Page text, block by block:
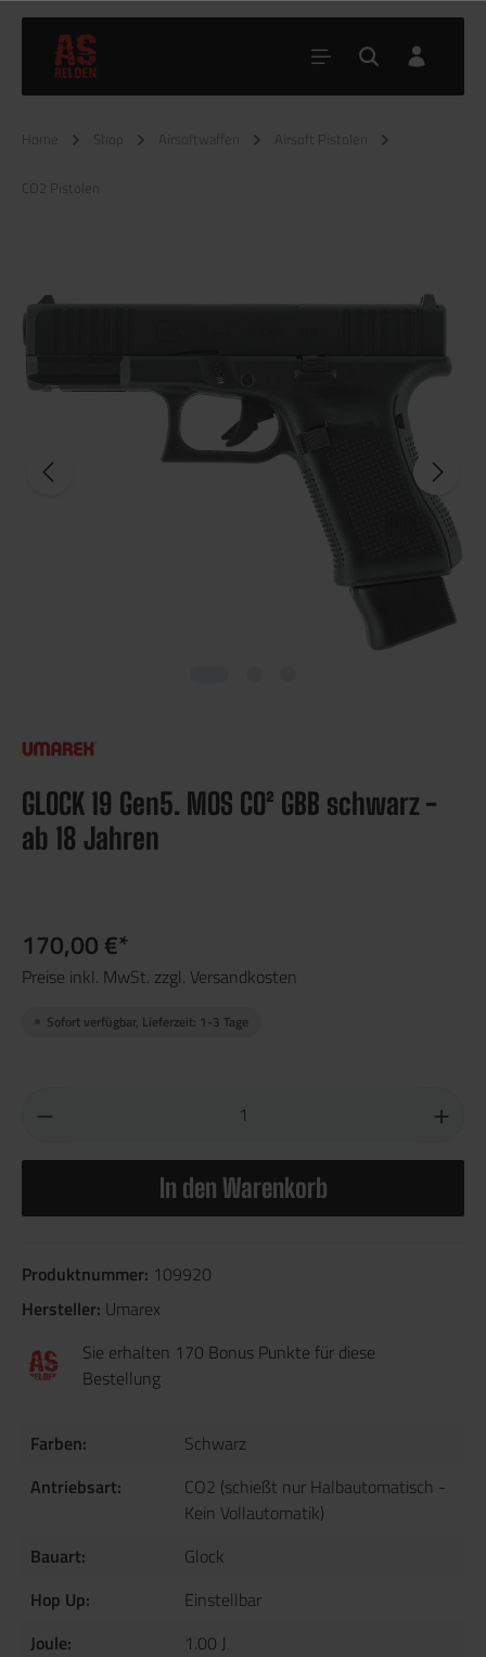
Home Shop Airsoftwaffen Airsoft Pistolen
CO2 Pistolen
GLOCK 19 Gen5. MOS CO² GBB schwarz -
ab 18 Jahren
170,00 €*
Preise inkl. MwSt. zzgl. Versandkosten
Sofort verfügbar, Lieferzeit: 1-3 Tage
In den Warenkorb
Produktnummer: 109920
Hersteller: Umarex
Sie erhalten 170 Bonus Punkte für diese
Bestellung
Farben:
Schwarz
Antriebsart:
CO2 (schießt nur Halbautomatisch -
Kein Vollautomatik)
Bauart:
Glock
Hop Up:
Einstellbar
Joule:
1.00 J